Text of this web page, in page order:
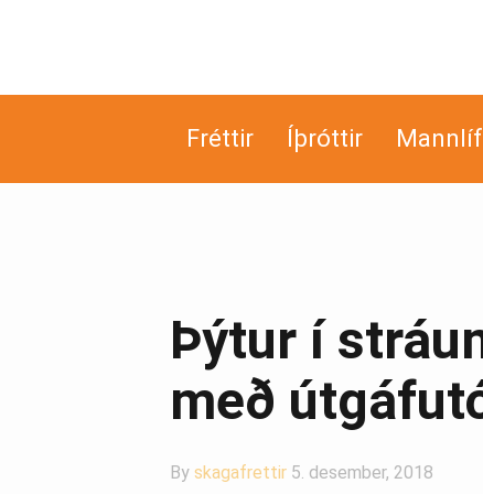
Fréttir Íþróttir Mannlíf
Þýtur í
með
By skagafrettir 5. desember, 2018